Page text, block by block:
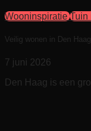
Wooninspiratie Tuin
Veilig wonen in Den
7 juni 2026
Den Haag is een